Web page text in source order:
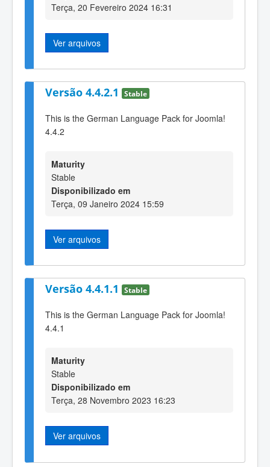
Terça, 20 Fevereiro 2024 16:31
Ver arquivos
Versão 4.4.2.1 Stable
This is the German Language Pack for Joomla!
4.4.2
Maturity
Stable
Disponibilizado em
Terça, 09 Janeiro 2024 15:59
Ver arquivos
Versão 4.4.1.1 Stable
This is the German Language Pack for Joomla!
4.4.1
Maturity
Stable
Disponibilizado em
Terça, 28 Novembro 2023 16:23
Ver arquivos